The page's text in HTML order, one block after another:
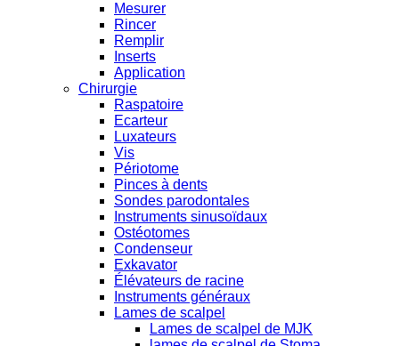
Mesurer
Rincer
Remplir
Inserts
Application
Chirurgie
Raspatoire
Ecarteur
Luxateurs
Vis
Périotome
Pinces à dents
Sondes parodontales
Instruments sinusoïdaux
Ostéotomes
Condenseur
Exkavator
Élévateurs de racine
Instruments généraux
Lames de scalpel
Lames de scalpel de MJK